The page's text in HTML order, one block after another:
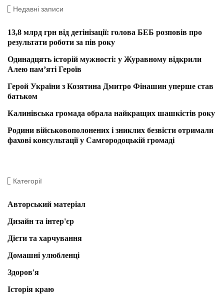
Недавні записи
13,8 млрд грн від детінізації: голова БЕБ розповів про
результати роботи за пів року
Одинадцять історій мужності: у Журавному відкрили
Алею пам’яті Героїв
Герой України з Козятина Дмитро Фінашин уперше став
батьком
Калинівська громада обрала найкращих шашкістів року
Родини військовополонених і зниклих безвісти отримали
фахові консультації у Самгородоцькій громаді
Категорії
Авторський матеріал
Дизайн та інтер'єр
Дієти та харчування
Домашні улюбленці
Здоров'я
Історія краю